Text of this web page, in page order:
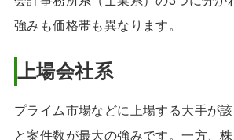
強みも価格帯も異なります。
上場会社系
プライム市場などに上場する大手が
と案件数が最大の強みです。一方、